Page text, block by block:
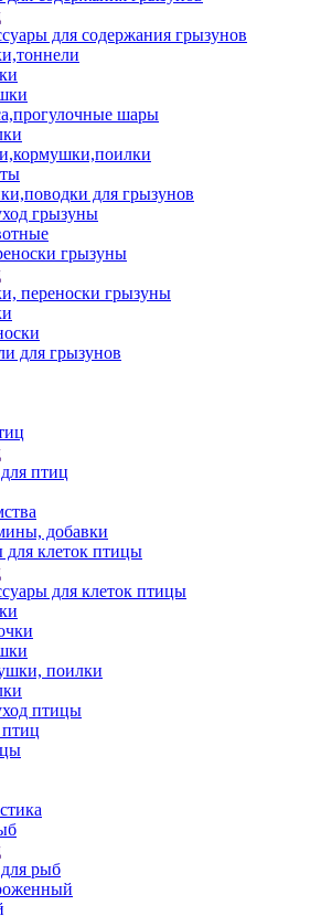
для содержания грызунов
шары
для грызунов
грызуны
грызуны
переноски грызуны
для грызунов
птиц
добавки
для клеток птицы
для клеток птицы
поилки
птицы
рыб